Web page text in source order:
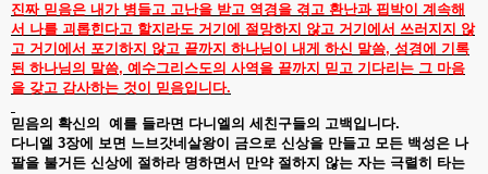
진짜 믿음은 내가 병들고 고난을 받고 역경을 겪고 환난과 핍박이 계속해
서 나를 괴롭힌다고 할지라도 거기에 절망하지 않고 거기에서 쓰러지지 않
고 거기에서 포기하지 않고 끝까지 하나님이 내게 하신 말씀, 성경에 기록
된 하나님의 말씀, 예수그리스도의 사역을 끝까지 믿고 기다리는 그 마음
을 갖고 감사하는 것이 믿음입니다.
믿음의 확신의 예를 들라면 다니엘의 세친구들의 고백입니다.
다니엘 3장에 보면 느브갓네살왕이 금으로 신상을 만들고 모든 백성은 나
팔을 불거든 신상에 절하라 명하면서 만약 절하지 않는 자는 극렬히 타는